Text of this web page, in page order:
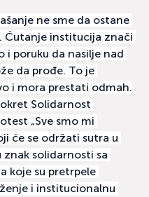
ne sme da ostane
Ćutanje institucija znači
i poruku da nasilje nad
da prođe. To je
i mora prestati odmah.
Solidarnost
„Sve smo mi
će se održati sutra u
znak solidarnosti sa
koje su pretrpele
i institucionalnu